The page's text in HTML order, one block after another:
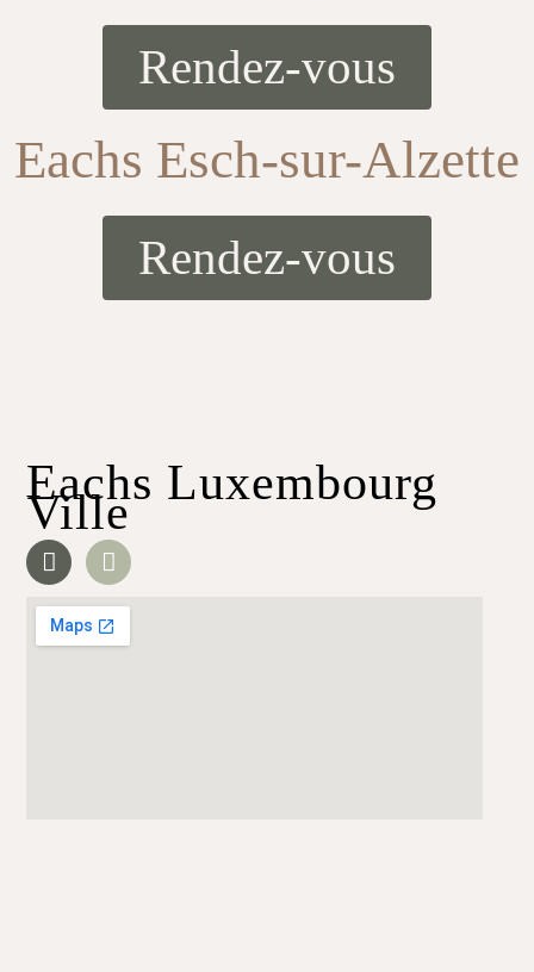
Rendez-vous
Eachs Esch-sur-Alzette
Rendez-vous
Eachs Luxembourg
Ville